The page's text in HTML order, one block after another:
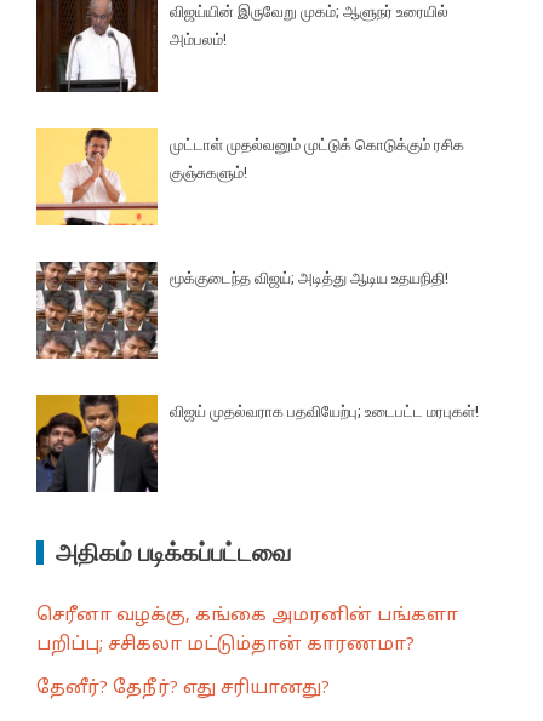
விஜய்யின் இருவேறு முகம்; ஆளுநர் உரையில்
அம்பலம்!
முட்டாள் முதல்வனும் முட்டுக் கொடுக்கும் ரசிக
குஞ்சுகளும்!
மூக்குடைந்த விஜய்; அடித்து ஆடிய உதயநிதி!
விஜய் முதல்வராக பதவியேற்பு; உடைபட்ட மரபுகள்!
அதிகம் படிக்கப்பட்டவை
செரீனா வழக்கு, கங்கை அமரனின் பங்களா
பறிப்பு; சசிகலா மட்டும்தான் காரணமா?
தேனீர்? தேநீர்? எது சரியானது?